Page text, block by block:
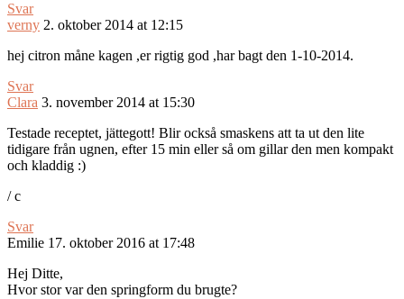
Svar
verny 2. oktober 2014 at 12:15
hej citron måne kagen ,er rigtig god ,har bagt den 1-10-2014.
Svar
Clara 3. november 2014 at 15:30
Testade receptet, jättegott! Blir också smaskens att ta ut den lite
tidigare från ugnen, efter 15 min eller så om gillar den men kompakt
och kladdig :)
/ c
Svar
Emilie 17. oktober 2016 at 17:48
Hej Ditte,
Hvor stor var den springform du brugte?